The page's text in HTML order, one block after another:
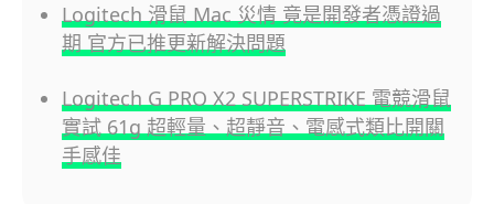
Logitech 滑鼠 Mac 災情 竟是開發者憑證過
期 官方已推更新解決問題
Logitech G PRO X2 SUPERSTRIKE 電競滑鼠
實試 61g 超輕量、超靜音、電感式類比開關
手感佳